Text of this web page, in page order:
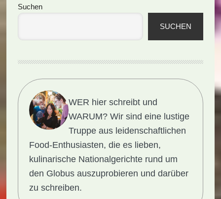
Seitenspalte
Suchen
SUCHEN
WER hier schreibt und
WARUM? Wir sind eine lustige
Truppe aus leidenschaftlichen
Food-Enthusiasten, die es lieben,
kulinarische Nationalgerichte rund um
den Globus auszuprobieren und darüber
zu schreiben.